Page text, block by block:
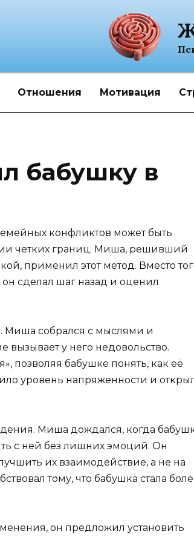
Отношения Мотивация
бабушку в
конфликтов может быть
четких границ. Миша, решивший
применил этот метод. Вместо
сделал шаг назад и оценил
Миша собрался с мыслями и
вызывает у него недовольство.
позволяя бабушке понять, как её
уровень напряженности и
Миша дождался, когда
с ней без лишних эмоций. Он
их взаимодействие, а не на
тому, что бабушка стала
он предложил установить